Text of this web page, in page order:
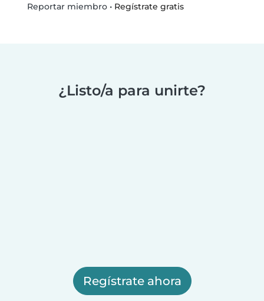
Reportar miembro• Regístrate gratis
¿Listo/a para unirte?
Regístrate ahora